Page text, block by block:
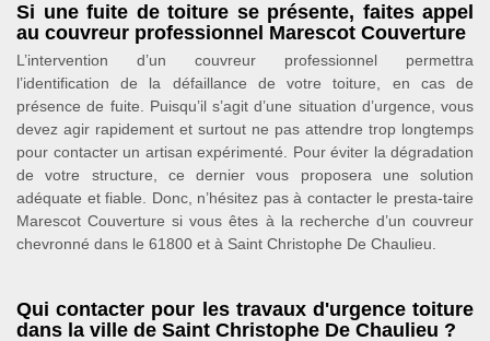
Si une fuite de toiture se présente, faites appel
au couvreur professionnel Marescot Couverture
L’intervention d’un couvreur professionnel permettra
l’identification de la défaillance de votre toiture, en cas de
présence de fuite. Puisqu’il s’agit d’une situation d’urgence, vous
devez agir rapidement et surtout ne pas attendre trop longtemps
pour contacter un artisan expérimenté. Pour éviter la dégradation
de votre structure, ce dernier vous proposera une solution
adéquate et fiable. Donc, n’hésitez pas à contacter le presta-taire
Marescot Couverture si vous êtes à la recherche d’un couvreur
chevronné dans le 61800 et à Saint Christophe De Chaulieu.
Qui contacter pour les travaux d'urgence toiture
dans la ville de Saint Christophe De Chaulieu ?